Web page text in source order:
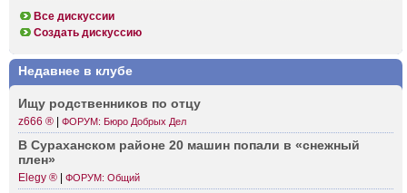
Все дискуссии
Создать дискуссию
Недавнее в клубе
Ищу родст­венников по отцу
z666 ® ФОРУМ: Бюро Добрых Дел
В Сурах­анском районе 20 машин попали в «снежный
плен»
Elegy ® ФОРУМ: Общий